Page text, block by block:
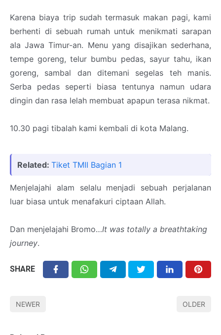
Karena biaya trip sudah termasuk makan pagi, kami
berhenti di sebuah rumah untuk menikmati sarapan
ala Jawa Timur-an. Menu yang disajikan sederhana,
tempe goreng, telur bumbu pedas, sayur tahu, ikan
goreng, sambal dan ditemani segelas teh manis.
Serba pedas seperti biasa tentunya namun udara
dingin dan rasa lelah membuat apapun terasa nikmat.
10.30 pagi tibalah kami kembali di kota Malang.
Related: Tiket TMII Bagian 1
Menjelajahi alam selalu menjadi sebuah perjalanan
luar biasa untuk menafakuri ciptaan Allah.
Dan menjelajahi Bromo…It was totally a breathtaking
journey.
SHARE
NEWER OLDER